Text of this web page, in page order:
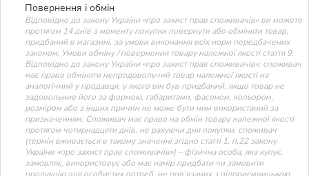
Повернення і обмін
Відповідно до закону України «про захист прав споживачів» ви можете
протягом 14 днів з моменту покупки повернути або обміняти товар,
придбаний в магазині, за умови виконання всіх норм передбачених
законом. Умови обміну / повернення товару належної якості стаття 9.
Відповідно до закону України «про захист прав споживачів»: споживач
має право обміняти непродовольчий товар належної якості на
аналогічний у продавця, у якого він був придбаний, якщо товар не
задовольнив його за формою, габаритами, фасоном, кольором,
розміром або з інших причин не може бути ним використаний за
призначенням. Споживач має право на обмін товару належної якості
протягом чотирнадцяти днів, не рахуючи дня покупки. споживач
(термін вживається в такому значенні згідно статті 1. п.22 закону
України «про захист прав споживачів») – фізична особа, яка купує,
замовляє, використовує або має намір придбати чи замовити
продукцію для особистих потреб, не пов’язаних з підприємницькою